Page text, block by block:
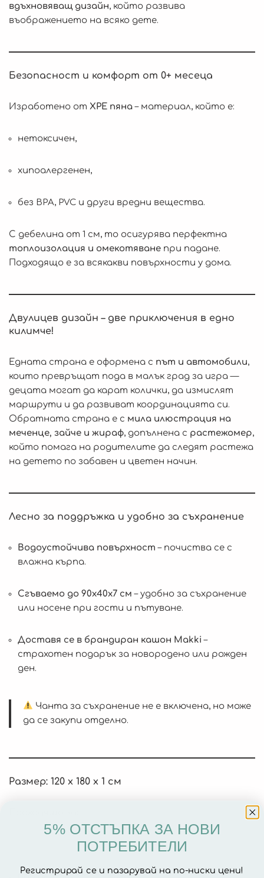
вдъхновяващ дизайн, който развива
въображението на всяко дете.
Безопасност и комфорт от 0+ месеца
Изработено от XPE пяна– материал, който е:
нетоксичен,
хипоалергенен,
без BPA, PVC и други вредни вещества.
С дебелина от 1 см, то осигурява перфектна
топлоизолация и омекотяване при падане.
Подходящо е за всякакви повърхности у дома.
Двулицев дизайн – две приключения в едно
килимче!
Едната страна е оформена с път и автомобили,
които превръщат пода в малък град за игра —
децата могат да карат колички, да измислят
маршрути и да развиват координацията си.
Обратната страна е с мила илюстрация на
меченце, зайче и жираф, допълнена с растежомер,
който помага на родителите да следят растежа
на детето по забавен и цветен начин.
Лесно за поддръжка и удобно за съхранение
Водоустойчива повърхност – почиства се с
влажна кърпа.
Сгъваемо до 90x40x7 см – удобно за съхранение
или носене при гости и пътуване.
Доставя се в брaндиран кашон Makki –
страхотен подарък за новородено или рожден
ден.
Чанта за съхранение не е включена, но може
да се закупи отделно.
Размер: 120 x 180 x 1 см
кошари Makki,
5% ОТСТЪПКА ЗА НОВИ
ПОТРЕБИТЕЛИ
Регистрирай се и пазарувай на по-ниски цени!